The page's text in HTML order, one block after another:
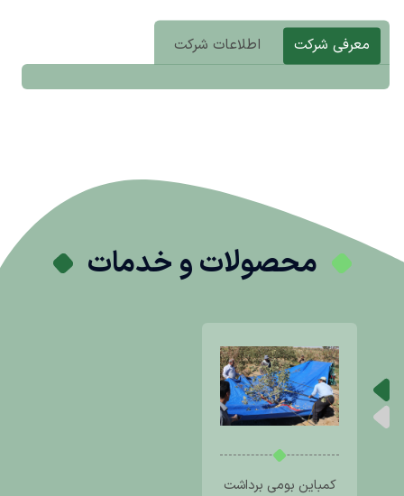
معرفی شرکت اطلاعات شرکت
محصولات و خدمات
کمباین بومی برداشت